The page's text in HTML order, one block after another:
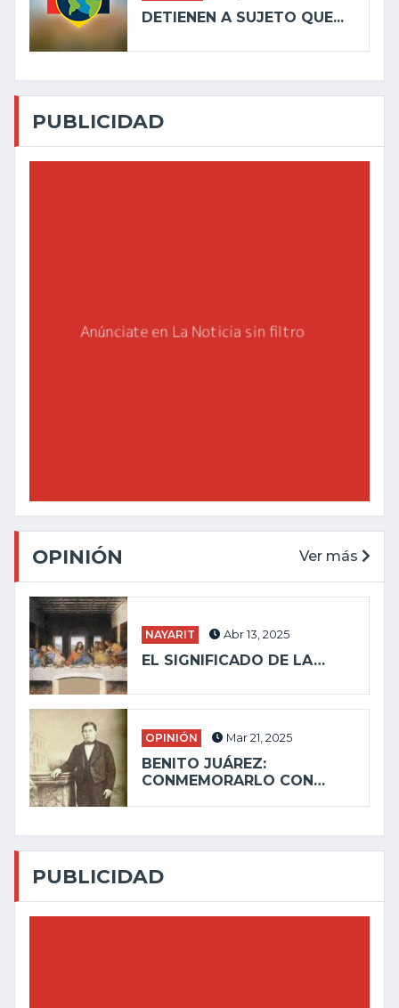
DETIENEN A SUJETO QUE...
PUBLICIDAD
OPINIÓN Ver más
NAYARIT Abr 13, 2025
EL SIGNIFICADO DE LA…
OPINIÓN Mar 21, 2025
BENITO JUÁREZ:
CONMEMORARLO CON…
PUBLICIDAD